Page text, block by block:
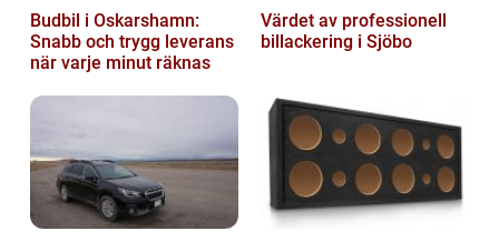
Budbil i Oskarshamn:
Snabb och trygg leverans
när varje minut räknas
Värdet av professionell
billackering i Sjöbo